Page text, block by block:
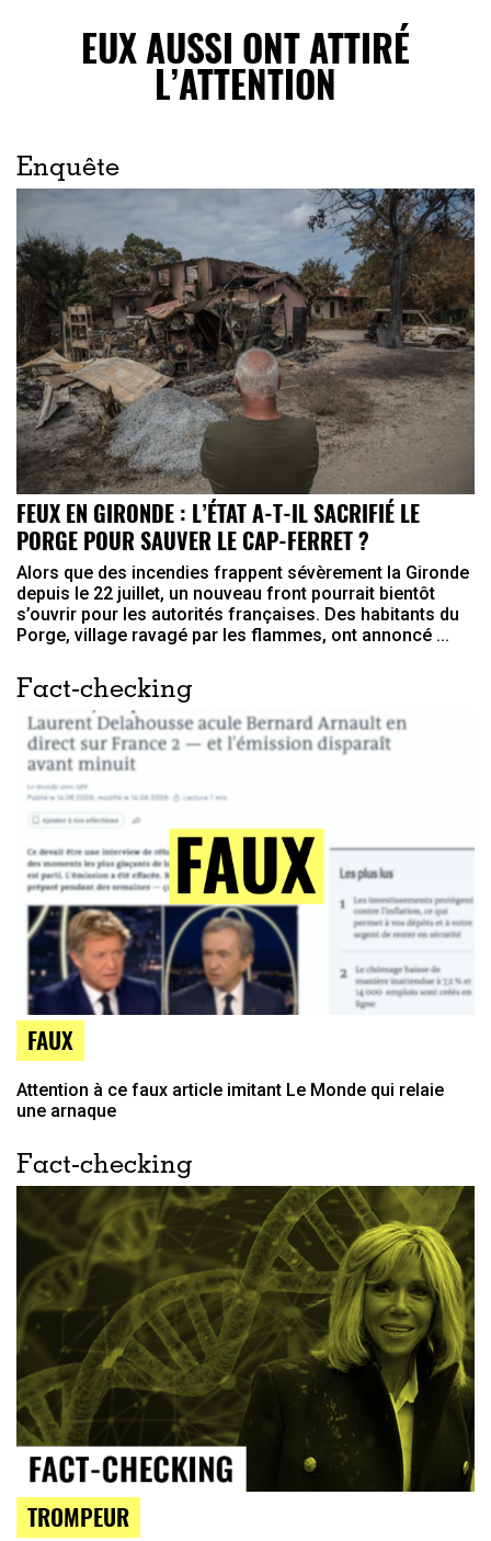
EUX AUSSI ONT ATTIRÉ
L’ATTENTION
Enquête
FEUX EN GIRONDE : L’ÉTAT A-T-IL SACRIFIÉ LE
PORGE POUR SAUVER LE CAP-FERRET ?
Alors que des incendies frappent sévèrement la Gironde
depuis le 22 juillet, un nouveau front pourrait bientôt
s’ouvrir pour les autorités françaises. Des habitants du
Porge, village ravagé par les flammes, ont annoncé ...
Fact-checking
FAUX
Attention à ce faux article imitant Le Monde qui relaie
une arnaque
Fact-checking
TROMPEUR